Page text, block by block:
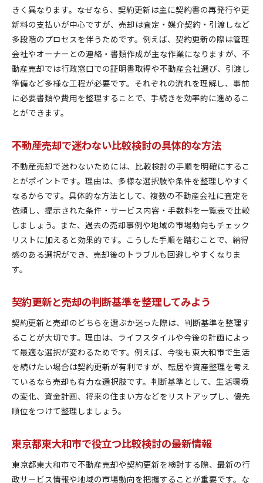
きく異なります。なぜなら、契約更新は主に契約書の再発行や更
新料の支払いが中心ですが、売却は査定・媒介契約・引渡しなど
多段階のプロセスを伴うためです。例えば、契約更新の際は管理
会社やオーナーとの連絡・書類作成が主な作業になりますが、不
動産売却では行政窓口での証明書取得や不動産会社選び、引渡し
準備など多様な工程が必要です。それぞれの流れを理解し、事前
に必要書類や費用を整理することで、手続きを効率的に進めるこ
とができます。
不動産売却で迷わない比較検討の具体的な方法
不動産売却で迷わないためには、比較検討の手順を明確にするこ
とがポイントです。理由は、多様な選択肢や条件を整理しやすく
なるからです。具体的な方法として、複数の不動産会社に査定を
依頼し、提示された条件・サービス内容・手数料を一覧表で比較
しましょう。また、過去の売却事例や地域の市場動向もチェック
リストに加えると効果的です。こうした手順を踏むことで、納得
感のある選択ができ、売却後のトラブルも回避しやすくなりま
す。
契約更新と売却の判断基準を整理してみよう
契約更新と売却のどちらを選ぶか迷った際は、判断基準を整理す
ることが大切です。理由は、ライフスタイルや今後の計画によっ
て最適な選択が変わるためです。例えば、今後も東大和市で生活
を続けたい場合は契約更新が有利ですが、転居や資産整理を考え
ているなら売却も有力な選択肢です。判断基準として、生活環境
の変化、資金計画、将来の住まい方などをリストアップし、優先
順位をつけて整理しましょう。
東京都東大和市で役立つ比較検討の最新情報
東京都東大和市で不動産売却や契約更新を検討する際、最新の行
政サービス情報や地域の市場動向を把握することが重要です。な